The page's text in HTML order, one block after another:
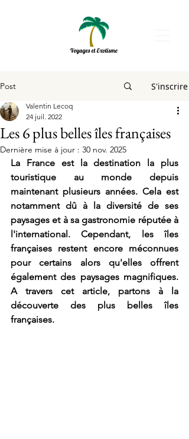
Post S'inscrire
Les 6 plus belles îles françaises
Valentin Lecoq
24 juil. 2022
Dernière mise à jour : 30 nov. 2025
La France est la destination la plus
touristique au monde depuis
maintenant plusieurs années. Cela est
notamment dû à la diversité de ses
paysages et à sa gastronomie réputée à
l'international. Cependant, les îles
françaises restent encore méconnues
pour certains alors qu'elles offrent
également des paysages magnifiques.
A travers cet article, partons à la
découverte des plus belles îles
françaises.